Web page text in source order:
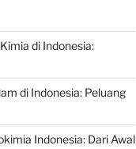
di Indonesia:
di Indonesia: Peluang
Indonesia: Dari Awal